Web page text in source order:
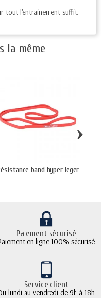
tout l'entrainement suffit.
la même
band hyper leger
›
Paiement sécurisé
en ligne 100% sécurisé
Service client
lundi au vendredi de 9h à 18h